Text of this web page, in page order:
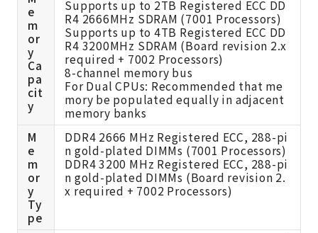
e
m
or
y
Ca
pa
cit
y
Supports up to 2TB Registered ECC DD
R4 2666MHz SDRAM (7001 Processors)
Supports up to 4TB Registered ECC DD
R4 3200MHz SDRAM (Board revision 2.x
required + 7002 Processors)
8-channel memory bus
For Dual CPUs: Recommended that me
mory be populated equally in adjacent
memory banks
M
e
m
or
y
Ty
pe
DDR4 2666 MHz Registered ECC, 288-pi
n gold-plated DIMMs (7001 Processors)
DDR4 3200 MHz Registered ECC, 288-pi
n gold-plated DIMMs (Board revision 2.
x required + 7002 Processors)